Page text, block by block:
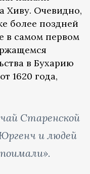
Хиву. Очевидно,
более поздней
в самом первом
в Бухарию
1620 года,
Старенской
и людей